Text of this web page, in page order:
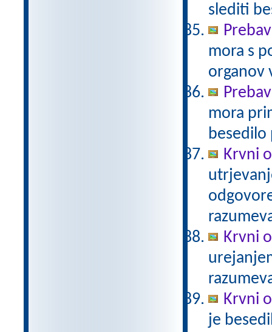
slediti
mora s
organov
mora
Krvni
Krvni
Krvni
je